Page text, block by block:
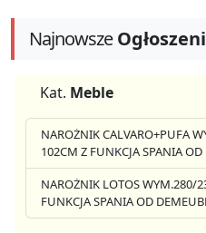
Najnowsze
Kat. Meble
NAROŻNIK CALVARO+PUFA
102CM Z FUNKCJA SPANIA
NAROŻNIK LOTOS WYM.280/
FUNKCJA SPANIA OD